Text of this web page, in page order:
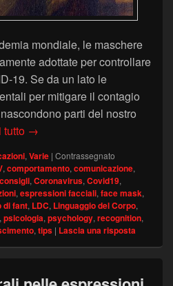
mondiale, le maschere
adottate per controllare
19. Se da un lato le
per mitigare il contagio
parti del nostro
tutto Le mascherine hanno
→
, Varie | Contrassegnato
, comportamento, comunicazione,
consigli, Coronavirus, Covid19,
, espressioni facciali, face mask,
di fant, LDC, Linguaggio del Corpo,
, psicologia, psychology, recognition,
, tips | Lascia una risposta